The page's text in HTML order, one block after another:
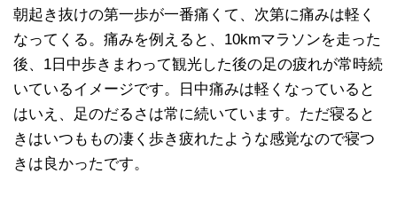
朝起き抜けの第一歩が一番痛くて、次第に痛みは軽く
なってくる。痛みを例えると、10kmマラソンを走った
後、1日中歩きまわって観光した後の足の疲れが常時続
いているイメージです。日中痛みは軽くなっていると
はいえ、足のだるさは常に続いています。ただ寝ると
きはいつももの凄く歩き疲れたような感覚なので寝つ
きは良かったです。